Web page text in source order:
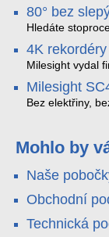
dopravních
sofistikovanými
tak, aby
dopravních
optimalizoval
80° bez
streamuje
Hledáte
panoramatická
4MP senzorů
zkreslení. K
YouTube – bez
4K
které musíte
Milesight vydal
které vám
spoustu
Milesight
kabel
Bez elektřiny,
váš telefon.
Mohlo by
Naše
Obchodní
Technická